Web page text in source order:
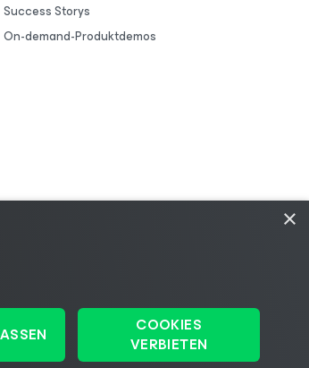
Success Storys
On-demand-Produktdemos
Impressum
×
COOKIES
VERBIETEN